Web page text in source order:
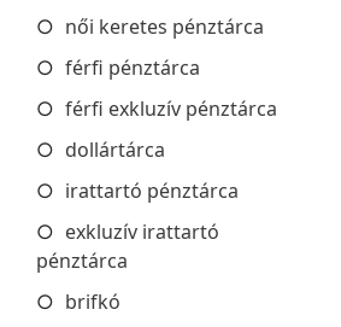
női keretes pénztárca
férfi pénztárca
férfi exkluzív pénztárca
dollártárca
irattartó pénztárca
exkluzív irattartó
pénztárca
brifkó